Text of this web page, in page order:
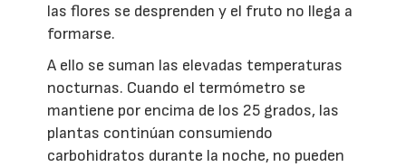
las flores se desprenden y el fruto no llega a
formarse.
A ello se suman las elevadas temperaturas
nocturnas. Cuando el termómetro se
mantiene por encima de los 25 grados, las
plantas continúan consumiendo
carbohidratos durante la noche, no pueden